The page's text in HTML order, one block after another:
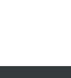
suivante